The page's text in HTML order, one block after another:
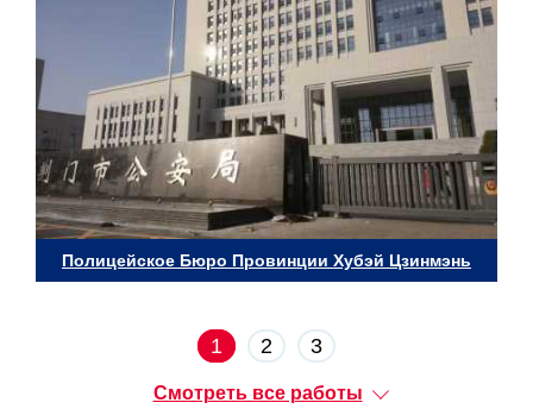
Полицейское Бюро Провинции Хубэй Цзинмэнь
1 2 3
Смотреть все работы